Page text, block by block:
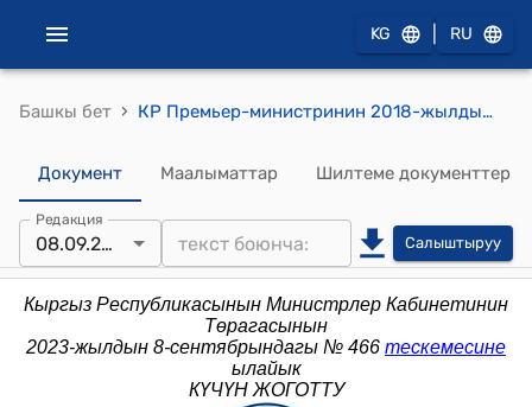
KG RU
Башкы бет › КР Премьер-министринин 2018-жылдын 22-октябрындагы № 633 (Кыргыз Республикасынын Премьер-министринин 2015-жылдын 30-январындагы № 19 буйругуна өзгөртүүлөр киргизүү жөнүндө) буйругу
Документ Маалыматтар Шилтеме документтер
Редакция
08.09.2023 Салыштыруу